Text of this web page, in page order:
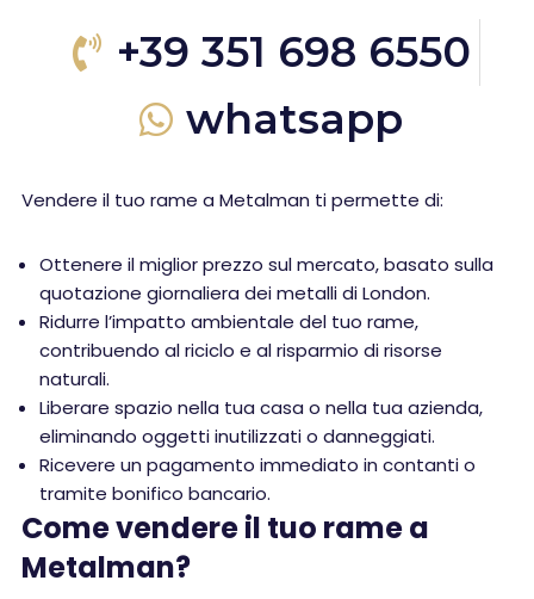
+39 351 698 6550
whatsapp
Vendere il tuo rame a Metalman ti permette di:
Ottenere il miglior prezzo sul mercato, basato sulla
quotazione giornaliera dei metalli di London.
Ridurre l’impatto ambientale del tuo rame,
contribuendo al riciclo e al risparmio di risorse
naturali.
Liberare spazio nella tua casa o nella tua azienda,
eliminando oggetti inutilizzati o danneggiati.
Ricevere un pagamento immediato in contanti o
tramite bonifico bancario.
Come vendere il tuo rame a
Metalman?